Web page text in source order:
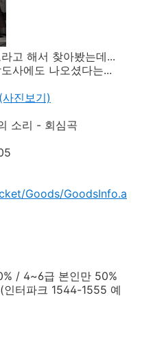
고 해서 찾아봤는데...
사에도 나오셨다는...
진보기)
소리 - 회심곡
Goods/GoodsInfo.a
/ 4~6급 본인만 50%
터파크 1544-1555 예